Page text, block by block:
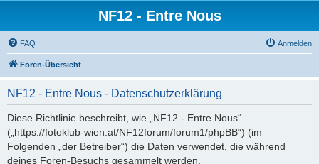
NF12 - Entre Nous
FAQ Anmelden
Foren-Übersicht
NF12 - Entre Nous - Datenschutzerklärung
Diese Richtlinie beschreibt, wie „NF12 - Entre Nous“
(„https://fotoklub-wien.at/NF12forum/forum1/phpBB“) (im
Folgenden „der Betreiber“) die Daten verwendet, die während
deines Foren-Besuchs gesammelt werden.